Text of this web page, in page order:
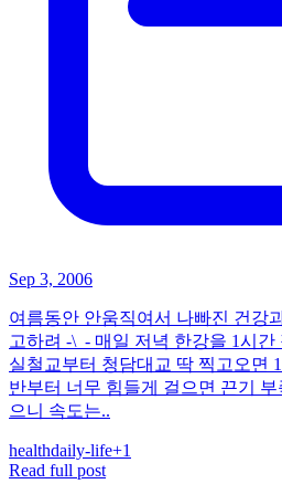
Sep 3, 2006
여름동안 안움직여서 나빠진 건강
고하려 -\_- 매일 저녁 한강을 1시
실철교부터 청담대교 딱 찍고오면
반부터 너무 힘들게 걸으면 끈기
으니 속도는..
healthdaily-life+1
Read full post